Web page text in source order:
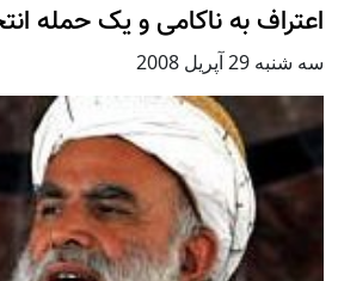
اعتراف به ناکامی و يک حمله
سه شنبه 29 آپریل 2008